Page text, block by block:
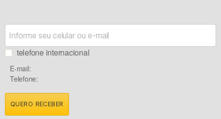
telefone internacional
E-mail:
Telefone:
QUERO RECEBER